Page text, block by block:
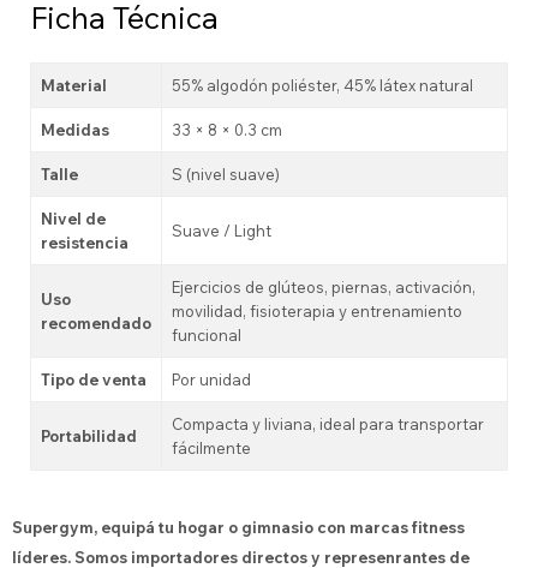
Ficha Técnica
Material 55% algodón poliéster, 45% látex natural
Medidas 33 × 8 × 0.3 cm
Talle S (nivel suave)
Nivel de
resistencia
Suave / Light
Uso
recomendado
Ejercicios de glúteos, piernas, activación,
movilidad, fisioterapia y entrenamiento
funcional
Tipo de venta Por unidad
Portabilidad
Compacta y liviana, ideal para transportar
fácilmente
Supergym, equipá tu hogar o gimnasio con marcas fitness
líderes. Somos importadores directos y represenrantes de